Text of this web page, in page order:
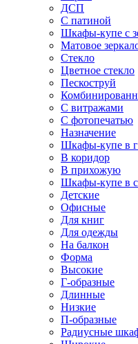
ДСП
С патиной
Шкафы-купе с
Матовое
Стекло
Цветное стекло
Пескоструй
С витражами
С фотопечатью
Назначение
Шкафы-купе в
В коридор
В прихожую
Шкафы-купе в
Детские
Офисные
Для книг
Для одежды
На балкон
Форма
Высокие
Г-образные
Длинные
Низкие
П-образные
Радиусные